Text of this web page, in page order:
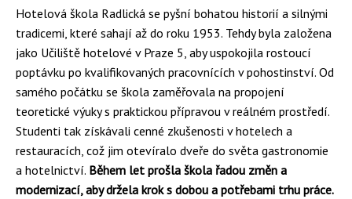
Hotelová škola Radlická se pyšní bohatou historií a silnými
tradicemi, které sahají až do roku 1953. Tehdy byla založena
jako Učiliště hotelové v Praze 5, aby uspokojila rostoucí
poptávku po kvalifikovaných pracovnících v pohostinství. Od
samého počátku se škola zaměřovala na propojení
teoretické výuky s praktickou přípravou v reálném prostředí.
Studenti tak získávali cenné zkušenosti v hotelech a
restauracích, což jim otevíralo dveře do světa gastronomie
a hotelnictví. Během let prošla škola řadou změn a
modernizací, aby držela krok s dobou a potřebami trhu práce.